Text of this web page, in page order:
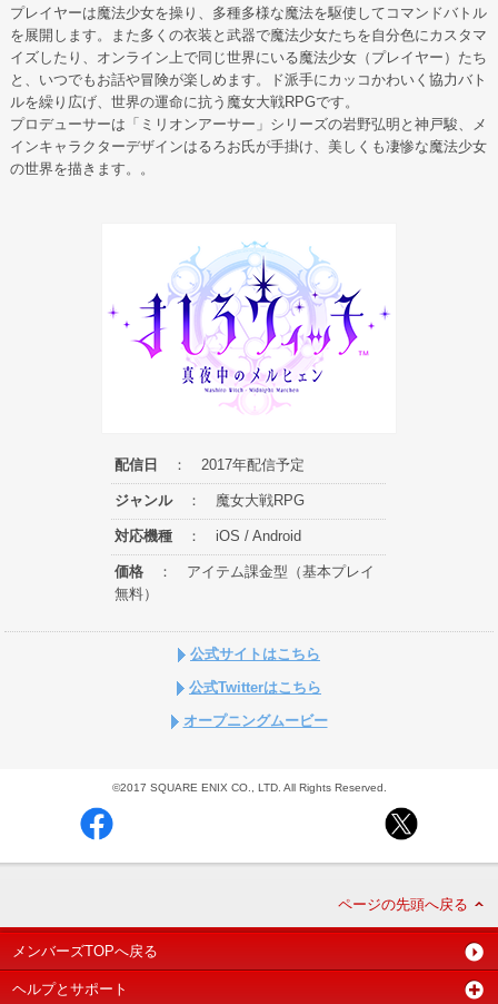
プレイヤーは魔法少女を操り、多種多様な魔法を駆使してコマンドバトル
を展開します。また多くの衣装と武器で魔法少女たちを自分色にカスタマ
イズしたり、オンライン上で同じ世界にいる魔法少女（プレイヤー）たち
と、いつでもお話や冒険が楽しめます。ド派手にカッコかわいく協力バト
ルを繰り広げ、世界の運命に抗う魔女大戦RPGです。
プロデューサーは「ミリオンアーサー」シリーズの岩野弘明と神戸駿、メ
インキャラクターデザインはるろお氏が手掛け、美しくも凄惨な魔法少女
の世界を描きます。。
配信日 ： 2017年配信予定
ジャンル： 魔女大戦RPG
対応機種： iOS / Android
価格： アイテム課金型（基本プレイ
無料）
公式サイトはこちら
公式Twitterはこちら
オープニングムービー
©2017 SQUARE ENIX CO., LTD. All Rights Reserved.
ページの先頭へ戻る
メンバーズTOPへ戻る
ヘルプとサポート